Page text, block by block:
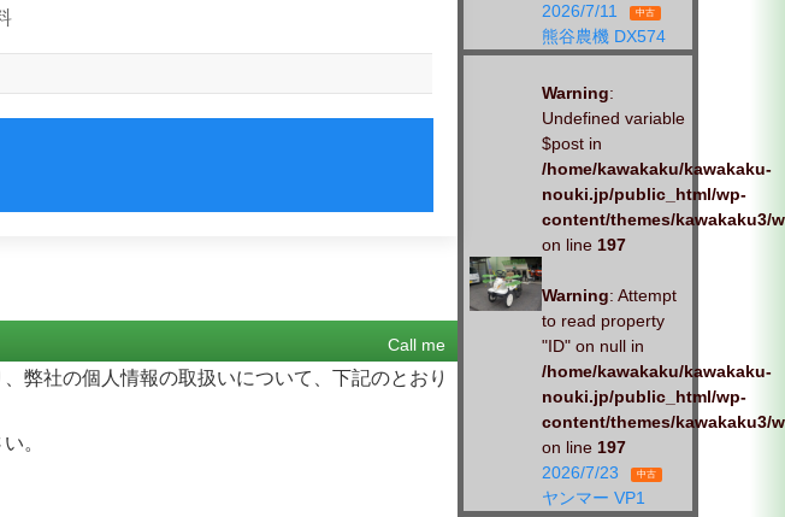
Call me
弊社の個人情報の取扱いについて、下記のとおり
。
2026/7/11
中古
熊谷農機 DX574
Warning:
Undefined variable
$post in
/home/kawakaku/kawakaku-
nouki.jp/public_html/wp-
content/themes/kawakaku3/
on line 197
Warning: Attempt
to read property
"ID" on null in
/home/kawakaku/kawakaku-
nouki.jp/public_html/wp-
content/themes/kawakaku3/
on line 197
2026/7/23
中古
ヤンマー VP1